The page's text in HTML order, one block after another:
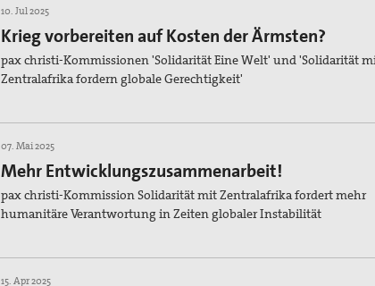
10. Jul 2025
Krieg vorbereiten auf Kosten der Ärmsten?
pax christi-Kommissionen 'Solidarität Eine Welt' und 'Solidarität
Zentralafrika fordern globale Gerechtigkeit'
07. Mai 2025
Mehr Entwicklungszusammenarbeit!
pax christi-Kommission Solidarität mit Zentralafrika fordert mehr
humanitäre Verantwortung in Zeiten globaler Instabilität
15. Apr 2025